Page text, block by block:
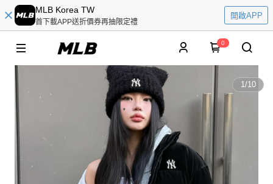
MLB Korea TW
首下載APP送折價券再抽限定禮
開啟APP
0
1/10